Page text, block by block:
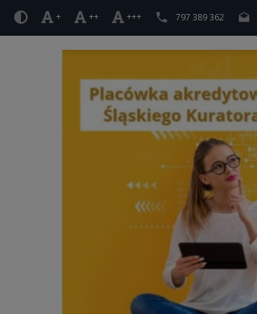
+ ++ +++ 797 389 362